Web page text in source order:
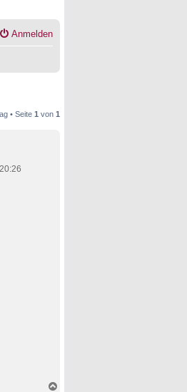
Anmelden
• Seite 1 von 1